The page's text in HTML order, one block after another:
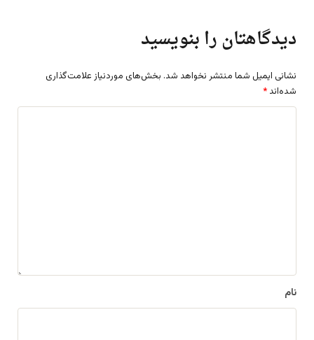
دیدگاهتان را بنویسید
نشانی ایمیل شما منتشر نخواهد شد. بخش‌های موردنیاز علامت‌گذاری
شده‌اند *
نام